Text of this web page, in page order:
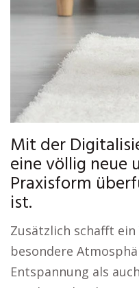
Mit der
eine völlig neue
Praxisform
ist.
Zusätzlich schafft
besondere
Entspannung als